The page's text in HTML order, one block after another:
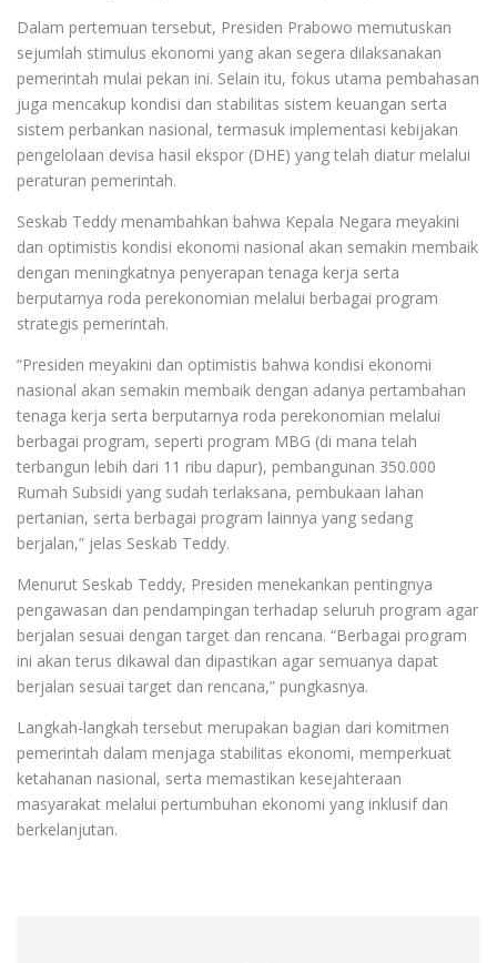
Dalam pertemuan tersebut, Presiden Prabowo memutuskan
sejumlah stimulus ekonomi yang akan segera dilaksanakan
pemerintah mulai pekan ini. Selain itu, fokus utama pembahasan
juga mencakup kondisi dan stabilitas sistem keuangan serta
sistem perbankan nasional, termasuk implementasi kebijakan
pengelolaan devisa hasil ekspor (DHE) yang telah diatur melalui
peraturan pemerintah.
Seskab Teddy menambahkan bahwa Kepala Negara meyakini
dan optimistis kondisi ekonomi nasional akan semakin membaik
dengan meningkatnya penyerapan tenaga kerja serta
berputarnya roda perekonomian melalui berbagai program
strategis pemerintah.
“Presiden meyakini dan optimistis bahwa kondisi ekonomi
nasional akan semakin membaik dengan adanya pertambahan
tenaga kerja serta berputarnya roda perekonomian melalui
berbagai program, seperti program MBG (di mana telah
terbangun lebih dari 11 ribu dapur), pembangunan 350.000
Rumah Subsidi yang sudah terlaksana, pembukaan lahan
pertanian, serta berbagai program lainnya yang sedang
berjalan,” jelas Seskab Teddy.
Menurut Seskab Teddy, Presiden menekankan pentingnya
pengawasan dan pendampingan terhadap seluruh program agar
berjalan sesuai dengan target dan rencana. “Berbagai program
ini akan terus dikawal dan dipastikan agar semuanya dapat
berjalan sesuai target dan rencana,” pungkasnya.
Langkah-langkah tersebut merupakan bagian dari komitmen
pemerintah dalam menjaga stabilitas ekonomi, memperkuat
ketahanan nasional, serta memastikan kesejahteraan
masyarakat melalui pertumbuhan ekonomi yang inklusif dan
berkelanjutan.